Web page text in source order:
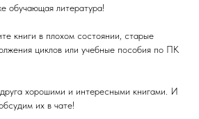
обучающая литература!
книги в плохом состоянии, старые
циклов или учебные пособия по ПК
хорошими и интересными книгами. И
их в чате!